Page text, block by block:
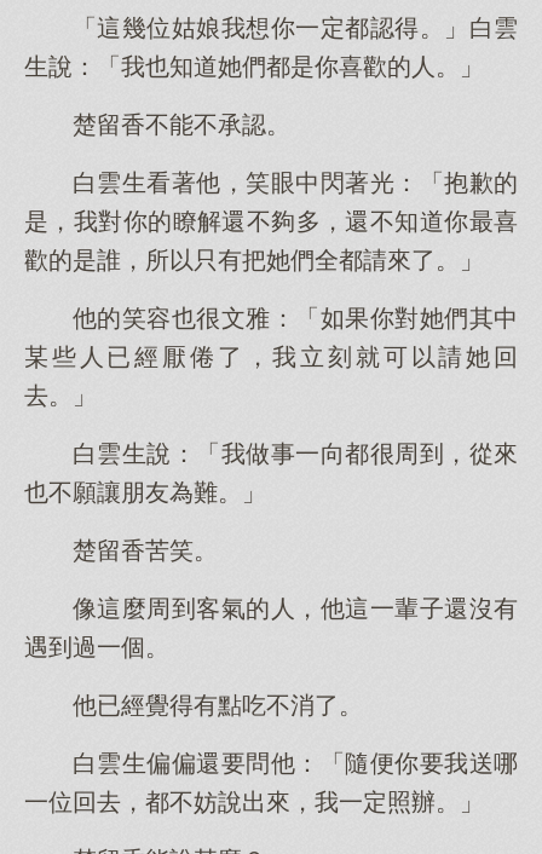
「這幾位姑娘我想你一定都認得。」白雲
生說：「我也知道她們都是你喜歡的人。」
楚留香不能不承認。
白雲生看著他，笑眼中閃著光：「抱歉的
是，我對你的瞭解還不夠多，還不知道你最喜
歡的是誰，所以只有把她們全都請來了。」
他的笑容也很文雅：「如果你對她們其中
某些人已經厭倦了，我立刻就可以請她回
去。」
白雲生說：「我做事一向都很周到，從來
也不願讓朋友為難。」
楚留香苦笑。
像這麼周到客氣的人，他這一輩子還沒有
遇到過一個。
他已經覺得有點吃不消了。
白雲生偏偏還要問他：「隨便你要我送哪
一位回去，都不妨說出來，我一定照辦。」